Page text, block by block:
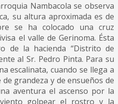
Nambacola se observa
su altura aproximada es de
se ha colocado una cruz
el valle de Gerinoma. Ésta
de la hacienda “Distrito de
al Sr. Pedro Pinta. Para su
escalinata, cuando se llega a
grandeza y de ensueños de
aventura el ascenso por la
golpear el rostro y la